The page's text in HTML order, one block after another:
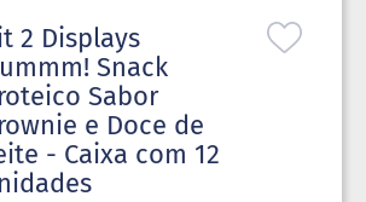
2 Displays
Snack
Sabor
e Doce de
- Caixa com 12